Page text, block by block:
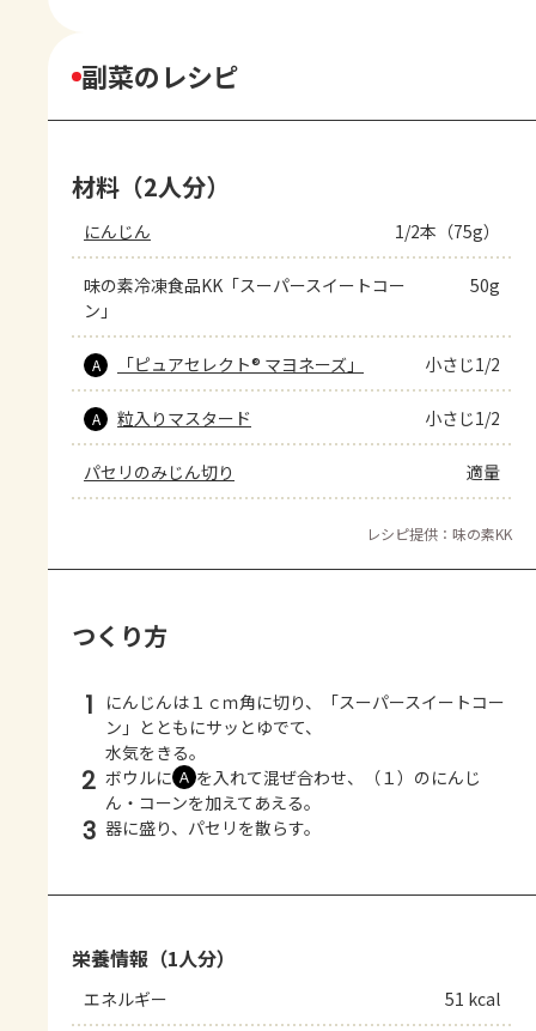
副菜のレシピ
材料（2人分）
にんじん 1/2本（75g）
味の素冷凍食品KK「スーパースイートコー
ン」
50g
A 「ピュアセレクト® マヨネーズ」 小さじ1/2
A 粒入りマスタード 小さじ1/2
パセリのみじん切り 適量
レシピ提供：味の素KK
つくり方
1
にんじんは１ｃｍ角に切り、「スーパースイートコー
ン」とともにサッとゆでて、
水気をきる。
2 ボウルに Ａ を入れて混ぜ合わせ、（１）のにんじ
ん・コーンを加えてあえる。
3 器に盛り、パセリを散らす。
栄養情報（1人分）
エネルギー 51 kcal